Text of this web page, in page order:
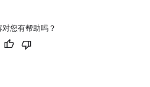
您有帮助吗？